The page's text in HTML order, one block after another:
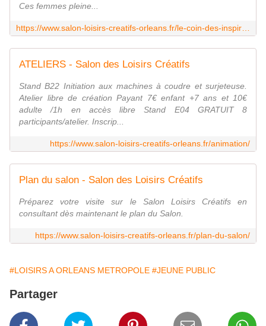
Ces femmes pleine...
ATELIERS - Salon des Loisirs Créatifs
Stand B22 Initiation aux machines à coudre et surjeteuse.
Atelier libre de création Payant 7€ enfant +7 ans et 10€
adulte /1h en accès libre Stand E04 GRATUIT 8
participants/atelier. Inscrip...
https://www.salon-loisirs-creatifs-orleans.fr/animation/
Plan du salon - Salon des Loisirs Créatifs
Préparez votre visite sur le Salon Loisirs Créatifs en
consultant dès maintenant le plan du Salon.
https://www.salon-loisirs-creatifs-orleans.fr/plan-du-salon/
#LOISIRS A ORLEANS METROPOLE #JEUNE PUBLIC
Partager